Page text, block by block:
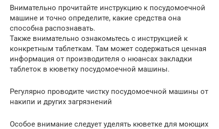
Внимательно прочитайте инструкцию к посудомоечной
машине и точно определите, какие средства она
способна распознавать.
Также внимательно ознакомьтесь с инструкцией к
конкретным таблеткам. Там может содержаться ценная
информация от производителя о нюансах закладки
таблеток в кюветку посудомоечной машины.
Регулярно проводите чистку посудомоечной машины от
накипи и других загрязнений
Особое внимание следует уделять кюветке для моющих